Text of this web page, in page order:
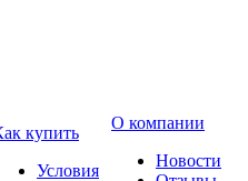
купить
Условия
О компании
Новости